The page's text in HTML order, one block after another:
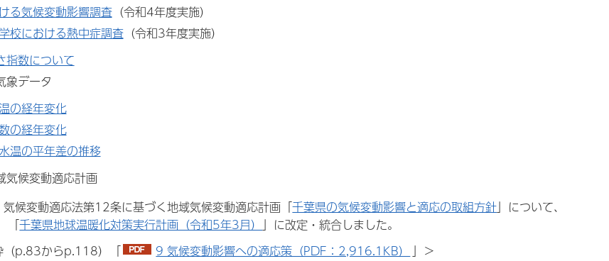
る気候変動影響調査（令和4年度実施）
校における熱中症調査（令和3年度実施）
指数について
象データ
の経年変化
の経年変化
温の平年差の推移
気候変動適応計画
候変動適応法第12条に基づく地域気候変動適応計画「千葉県の気候変動影響と適応の取組方針」について、
「千葉県地球温暖化対策実行計画（令和5年3月） 」に改定・統合しました。
（p.83からp.118）「
9 気候変動影響への適応策（PDF：2,916.1KB）
」＞